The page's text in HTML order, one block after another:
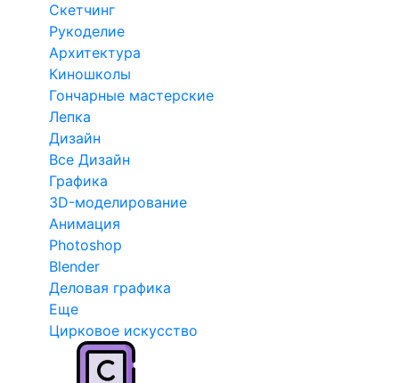
Скетчинг
Рукоделие
Архитектура
Киношколы
Гончарные мастерские
Лепка
Дизайн
Все Дизайн
Графика
3D-моделирование
Анимация
Photoshop
Blender
Деловая графика
Еще
Цирковое искусство